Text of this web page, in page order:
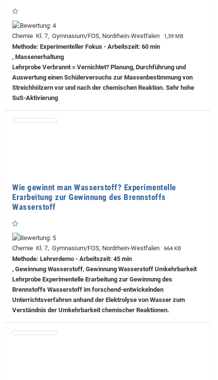
Chemie Kl. 7, Gymnasium/FOS, Nordrhein-Westfalen 1,39 MB
Methode: Experimenteller Fokus - Arbeitszeit: 60 min
, Massenerhaltung
Lehrprobe Verbrannt = Vernichtet? Planung, Durchführung und
Auswertung einen Schülerversuchs zur Massenbestimmung von
Streichhölzern vor und nach der chemischen Reaktion. Sehr hohe
SuS-Aktivierung
Wie gewinnt man Wasserstoff? Experimentelle
Erarbeitung zur Gewinnung des Brennstoffs
Wasserstoff
Chemie Kl. 7, Gymnasium/FOS, Nordrhein-Westfalen 664 KB
Methode: Lehrerdemo - Arbeitszeit: 45 min
, Gewinnung Wasserstoff, Gewinnung Wasserstoff Umkehrbarkeit
Lehrprobe Experimentelle Erarbeitung zur Gewinnung des
Brennstoffs Wasserstoff im forschend-entwickelnden
Unterrichtsverfahren anhand der Elektrolyse von Wasser zum
Verständnis der Umkehrbarkeit chemischer Reaktionen.